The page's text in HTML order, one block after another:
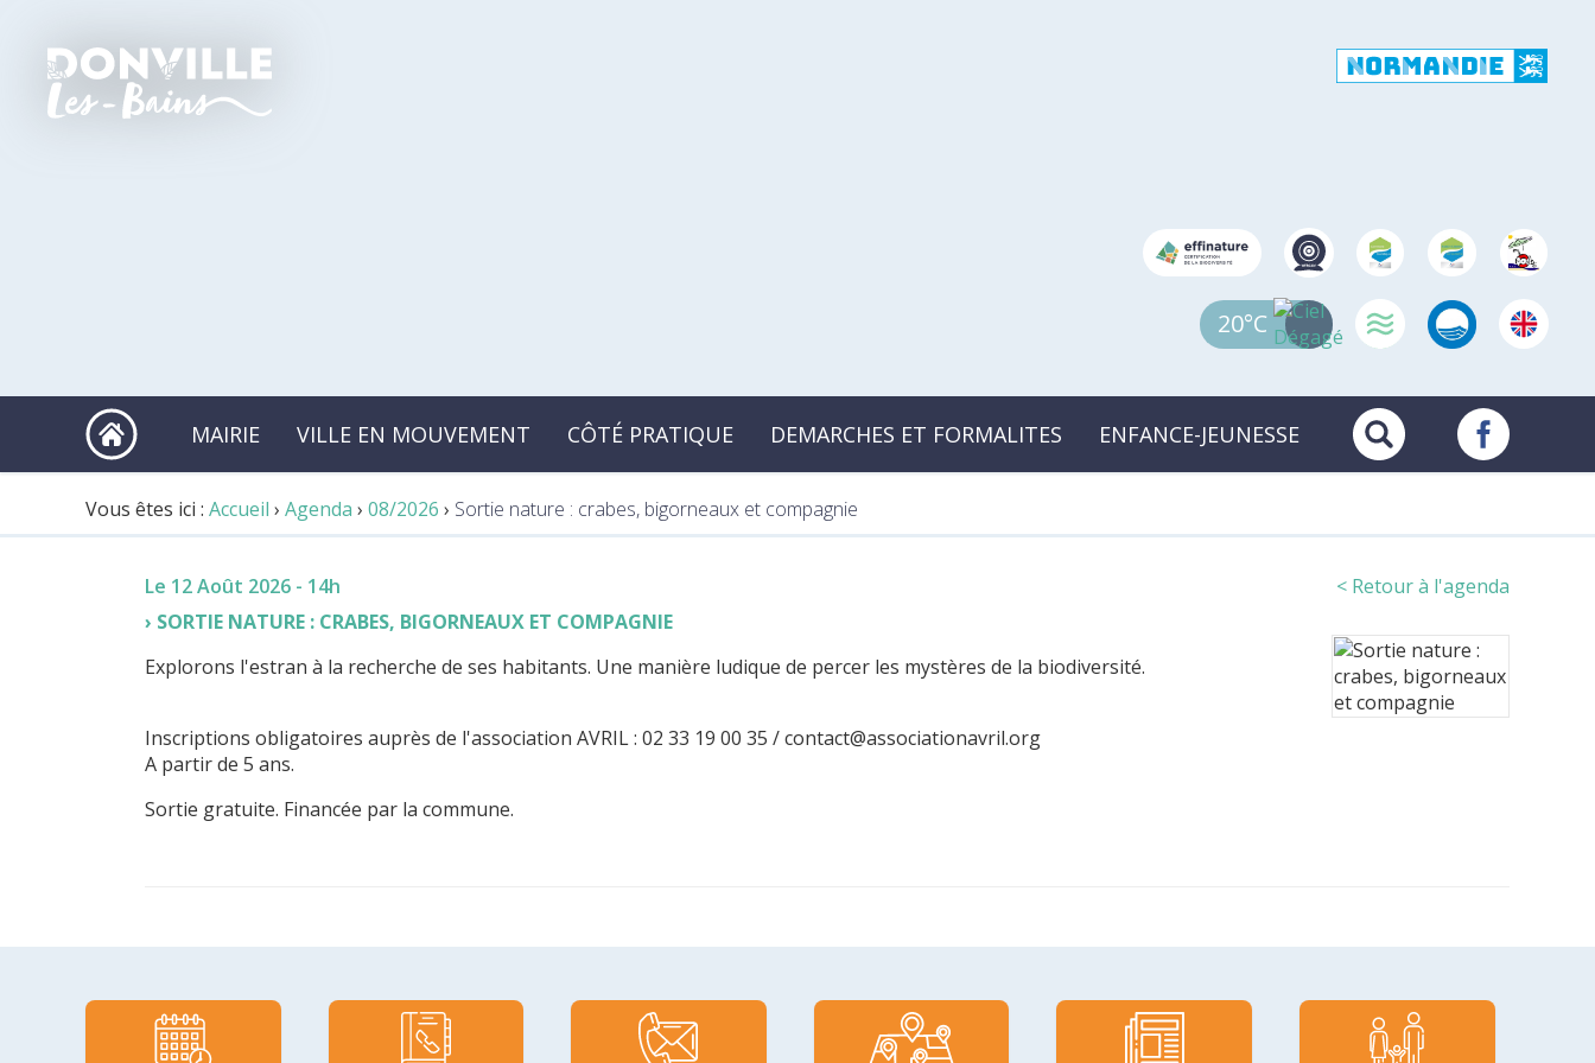
20°C
MAIRIE VILLE EN MOUVEMENT CÔTÉ PRATIQUE DEMARCHES ET FORMALITES ENFANCE-JEUNESSE
Vous êtes ici : Accueil › Agenda › 08/2026 › Sortie nature : crabes, bigorneaux et compagnie
< Retour à l'agenda
Le 12 Août 2026 - 14h
SORTIE NATURE : CRABES, BIGORNEAUX ET COMPAGNIE
Explorons l'estran à la recherche de ses habitants. Une manière ludique de percer les mystères de la biodiversité.
Inscriptions obligatoires auprès de l'association AVRIL : 02 33 19 00 35 / contact@associationavril.org
A partir de 5 ans.
Sortie gratuite. Financée par la commune.